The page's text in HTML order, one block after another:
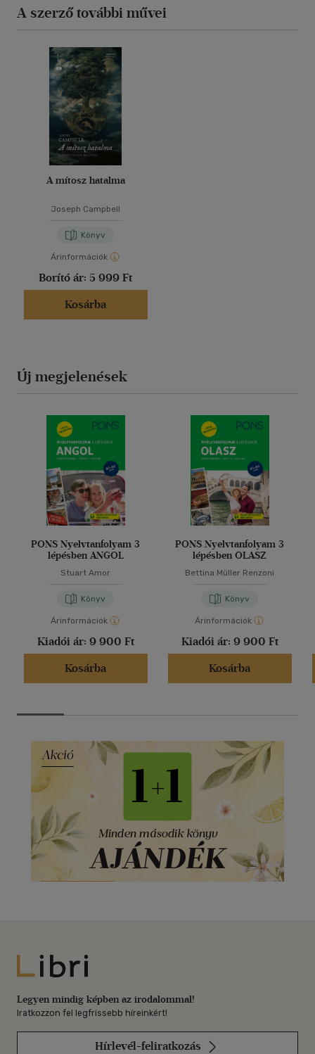
A szerző további művei
A mítosz hatalma
Joseph Campbell
Könyv
Árinformációk
Borító ár: 5 999 Ft
Kosárba
Új megjelenések
PONS Nyelvtanfolyam 3
lépésben ANGOL
Stuart Amor
Könyv
Árinformációk
Kiadói ár: 9 900 Ft
Kosárba
PONS Nyelvtanfolyam 3
lépésben OLASZ
Bettina Müller Renzoni
Könyv
Árinformációk
Kiadói ár: 9 900 Ft
Kosárba
Libri
Legyen mindig képben az irodalommal!
Iratkozzon fel legfrissebb híreinkért!
Hírlevél-feliratkozás